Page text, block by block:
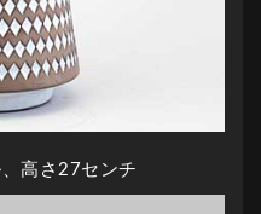
高さ27センチ